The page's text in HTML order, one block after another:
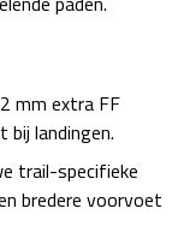
2 mm extra FF
landingen.
trail-specifieke
bredere voorvoet